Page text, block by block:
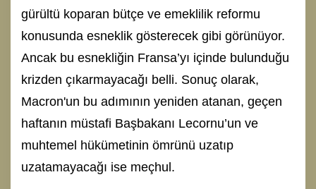
gürültü koparan bütçe ve emeklilik reformu
konusunda esneklik gösterecek gibi görünüyor.
Ancak bu esnekliğin Fransa’yı içinde bulunduğu
krizden çıkarmayacağı belli. Sonuç olarak,
Macron'un bu adımının yeniden atanan, geçen
haftanın müstafi Başbakanı Lecornu’un ve
muhtemel hükümetinin ömrünü uzatıp
uzatamayacağı ise meçhul.